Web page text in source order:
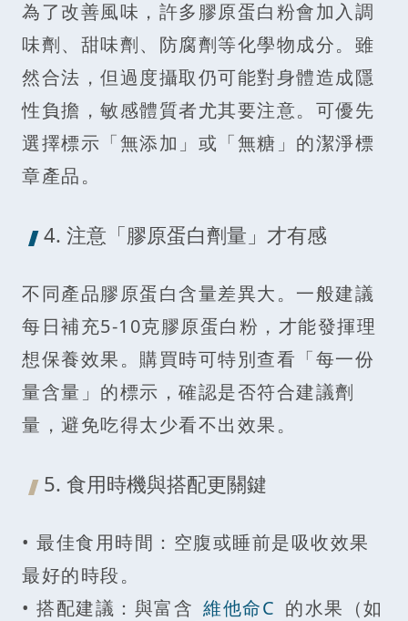
為了改善風味，許多膠原蛋白粉會加入調
味劑、甜味劑、防腐劑等化學物成分。雖
然合法，但過度攝取仍可能對身體造成隱
性負擔，敏感體質者尤其要注意。可優先
選擇標示「無添加」或「無糖」的潔淨標
章產品。
4. 注意「膠原蛋白劑量」才有感
不同產品膠原蛋白含量差異大。一般建議
每日補充5-10克膠原蛋白粉，才能發揮理
想保養效果。購買時可特別查看「每一份
量含量」的標示，確認是否符合建議劑
量，避免吃得太少看不出效果。
5. 食用時機與搭配更關鍵
• 最佳食用時間：空腹或睡前是吸收效果
最好的時段。
• 搭配建議：與富含 維他命C 的水果（如